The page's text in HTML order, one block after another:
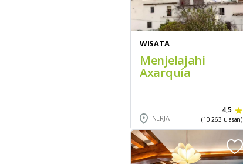
WISATA
Menjelajahi
Axarquía
NERJA
4,5
(10.263 ulasan)